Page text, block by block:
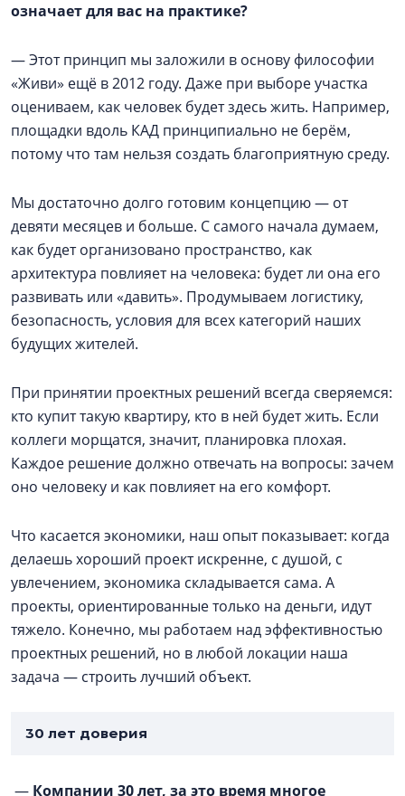
означает для вас на практике?
— Этот принцип мы заложили в основу философии
«Живи» ещё в 2012 году. Даже при выборе участка
оцениваем, как человек будет здесь жить. Например,
площадки вдоль КАД принципиально не берём,
потому что там нельзя создать благоприятную среду.
Мы достаточно долго готовим концепцию — от
девяти месяцев и больше. С самого начала думаем,
как будет организовано пространство, как
архитектура повлияет на человека: будет ли она его
развивать или «давить». Продумываем логистику,
безопасность, условия для всех категорий наших
будущих жителей.
При принятии проектных решений всегда сверяемся:
кто купит такую квартиру, кто в ней будет жить. Если
коллеги морщатся, значит, планировка плохая.
Каждое решение должно отвечать на вопросы: зачем
оно человеку и как повлияет на его комфорт.
Что касается экономики, наш опыт показывает: когда
делаешь хороший проект искренне, с душой, с
увлечением, экономика складывается сама. А
проекты, ориентированные только на деньги, идут
тяжело. Конечно, мы работаем над эффективностью
проектных решений, но в любой локации наша
задача — строить лучший объект.
30 лет доверия
— Компании 30 лет, за это время многое